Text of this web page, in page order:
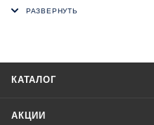
КАТАЛОГ
АКЦИИ